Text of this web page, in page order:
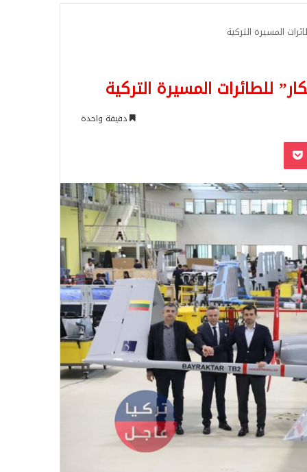
المسيرة التركية
للطائرات المسيرة التركية
دقيقة واحدة
‫Pocket